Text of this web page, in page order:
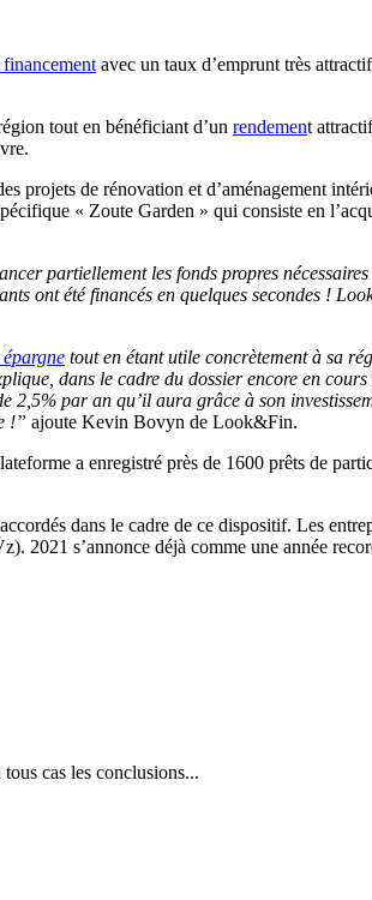
avec un taux d’emprunt très
tout en bénéficiant d’un rendement
projets de rénovation et d’aménagement
« Zoute Garden » qui consiste en
partiellement les fonds propres
ont été financés en quelques secondes !
tout en étant utile concrètement à sa
dans le cadre du dossier encore en
par an qu’il aura grâce à son
!” ajoute Kevin Bovyn de Look&Fin.
a enregistré près de 1600 prêts de
dans le cadre de ce dispositif. Les
2021 s’annonce déjà comme une année
cas les conclusions...